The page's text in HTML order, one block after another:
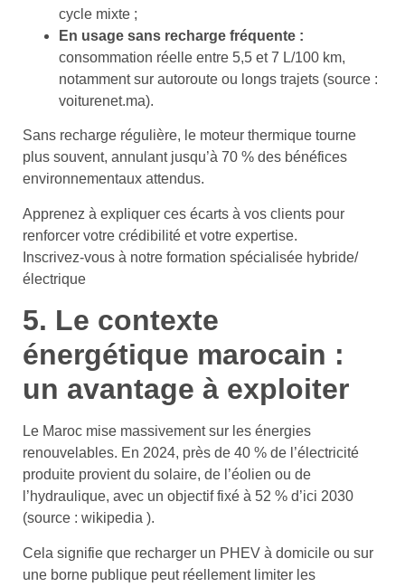
cycle mixte ;
En usage sans recharge fréquente :
consommation réelle entre 5,5 et 7 L/100 km,
notamment sur autoroute ou longs trajets (source :
voiturenet.ma).
Sans recharge régulière, le moteur thermique tourne
plus souvent, annulant jusqu’à 70 % des bénéfices
environnementaux attendus.
Apprenez à expliquer ces écarts à vos clients pour
renforcer votre crédibilité et votre expertise.
Inscrivez-vous à notre formation spécialisée hybride/
électrique
5. Le contexte
énergétique marocain :
un avantage à exploiter
Le Maroc mise massivement sur les énergies
renouvelables. En 2024, près de 40 % de l’électricité
produite provient du solaire, de l’éolien ou de
l’hydraulique, avec un objectif fixé à 52 % d’ici 2030
(source : wikipedia ).
Cela signifie que recharger un PHEV à domicile ou sur
une borne publique peut réellement limiter les